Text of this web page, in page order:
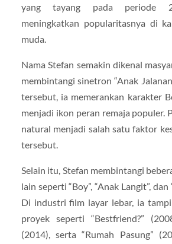
yang tayang pada periode
meningkatkan popularitasnya di
muda.
Nama Stefan semakin dikenal
membintangi sinetron “Anak
tersebut, ia memerankan karakter
menjadi ikon peran remaja populer.
natural menjadi salah satu faktor
tersebut.
Selain itu, Stefan membintangi
lain seperti “Boy”, “Anak Langit”,
Di industri film layar lebar, ia
proyek seperti “Bestfriend?”
(2014), serta “Rumah Pasung”